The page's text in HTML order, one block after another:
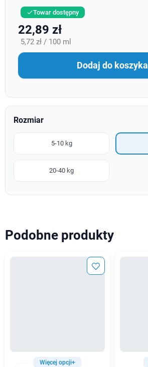
Towar dostępny
22,89 zł
5,72 zł / 100 ml
Dodaj do koszyka
Rozmiar
5-10 kg
20-40 kg
Podobne produkty
Więcej opcji+